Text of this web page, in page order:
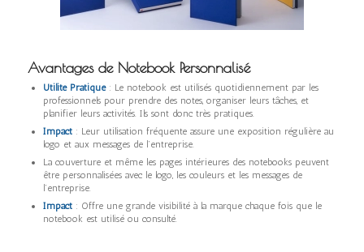
Avantages de Notebook Personnalisé
Utilité Pratique: Le notebook est utilisés quotidiennement par les
professionnels pour prendre des notes, organiser leurs tâches, et
planifier leurs activités. Ils sont donc très pratiques.
Impact: Leur utilisation fréquente assure une exposition régulière au
logo et aux messages de l’entreprise.
La couverture et même les pages intérieures des notebooks peuvent
être personnalisées avec le logo, les couleurs et les messages de
l’entreprise.
Impact: Offre une grande visibilité à la marque chaque fois que le
notebook est utilisé ou consulté.